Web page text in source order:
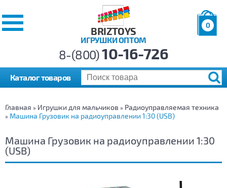
BRIZTOYS
ИГРУШКИ ОПТОМ
0
р.
8-(800)10-16-726
Каталог товаров
Главная » Игрушки для мальчиков » Радиоуправляемая техника
» Машина Грузовик на радиоуправлении 1:30 (USB)
Машина Грузовик на радиоуправлении 1:30
(USB)